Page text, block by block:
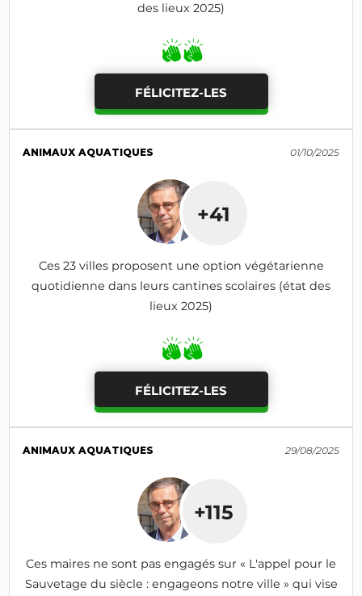
des lieux 2025)
FÉLICITEZ-LES
ANIMAUX AQUATIQUES 01/10/2025
+41
Ces 23 villes proposent une option végétarienne
quotidienne dans leurs cantines scolaires (état des
lieux 2025)
FÉLICITEZ-LES
ANIMAUX AQUATIQUES 29/08/2025
+115
Ces maires ne sont pas engagés sur « L'appel pour le
Sauvetage du siècle : engageons notre ville » qui vise